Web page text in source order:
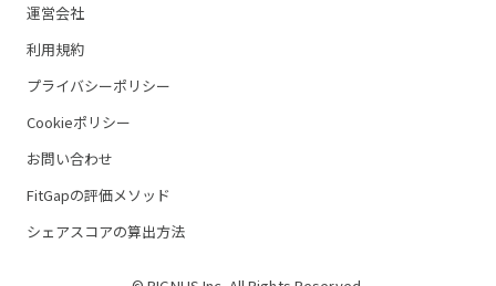
運営会社
利用規約
プライバシーポリシー
Cookieポリシー
お問い合わせ
FitGapの評価メソッド
シェアスコアの算出方法